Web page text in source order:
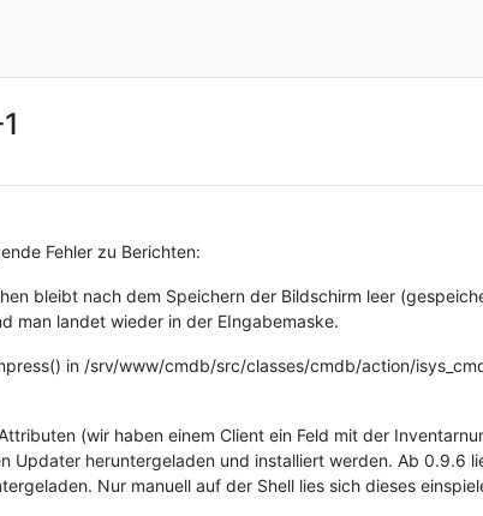
Fehler zu Berichten:
bleibt nach dem Speichern der Bildschirm leer
man landet wieder in der EIngabemaske.
in /srv/www/cmdb/src/classes/cmdb/action/
(wir haben einem Client ein Feld mit der
Updater heruntergeladen und installiert werden. Ab 0.9.6
Nur manuell auf der Shell lies sich dieses